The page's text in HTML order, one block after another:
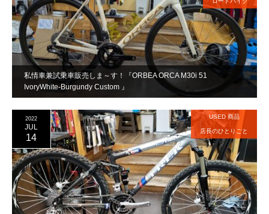
私情車兼試乗車販売しま～す！『ORBEA ORCA M30i 51
IvoryWhite-Burgundy Custom 』
2022
JUL
14
USED 商品
店長のひとりごと